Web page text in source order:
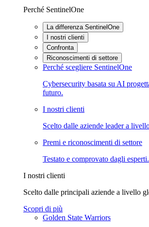
Perché SentinelOne
La differenza SentinelOne
I nostri clienti
Confronta
Riconoscimenti di settore
Perché scegliere SentinelOne
Cybersecurity basata su AI
futuro.
I nostri clienti
Scelto dalle aziende leader a
Premi e riconoscimenti di settore
Testato e comprovato dagli esperti.
I nostri clienti
Scelto dalle principali aziende a livello
Scopri di più
Golden State Warriors